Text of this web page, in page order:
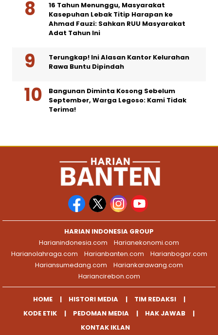
16 Tahun Menunggu, Masyarakat
Kasepuhan Lebak Titip Harapan ke
Ahmad Fauzi: Sahkan RUU Masyarakat
Adat Tahun Ini
Terungkap! Ini Alasan Kantor Kelurahan
Rawa Buntu Dipindah
Bangunan Diminta Kosong Sebelum
September, Warga Legoso: Kami Tidak
Terima!
HARIAN INDONESIA GROUP
Harianindonesia.com
Harianekonomi.com
Harianolahraga.com
Harianbanten.com
Harianbogor.com
Hariansumedang.com
Hariankarawang.com
Hariancirebon.com
HOME HISTORI MEDIA
TIM REDAKSI
KODE ETIK
PEDOMAN MEDIA
HAK JAWAB
KONTAK IKLAN